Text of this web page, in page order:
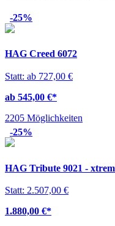
-25%
HAG Creed 6072
Statt: ab 727,00 €
ab 545,00 €*
2205 Möglichkeiten
-25%
HAG Tribute 9021 -
Statt: 2.507,00 €
1.880,00 €*